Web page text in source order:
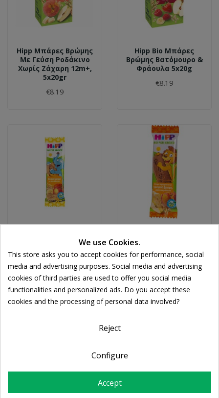
Hipp Μπάρες Βρώμης
Με Γεύση Ροδάκινο
Χωρίς Ζάχαρη 12m+,
5x20gr
€8.19
Hipp Bio Μπάρες
Βρώμης Βατόμουρο &
Φράουλα 5x20g
€8.19
Hipp Μπισκοτόμπαρα
Με Μήλο & Βανίλια
20gr
€1.95
Hipp Παιδική Μπάρα
Δημητριακών Με
Τραγανή Βρώμη Μήλο
& Ροδάκινο 20gr
€1.95
We use Cookies.
This store asks you to accept cookies for performance, social
media and advertising purposes. Social media and advertising
cookies of third parties are used to offer you social media
functionalities and personalized ads. Do you accept these
cookies and the processing of personal data involved?
Reject
Configure
Accept